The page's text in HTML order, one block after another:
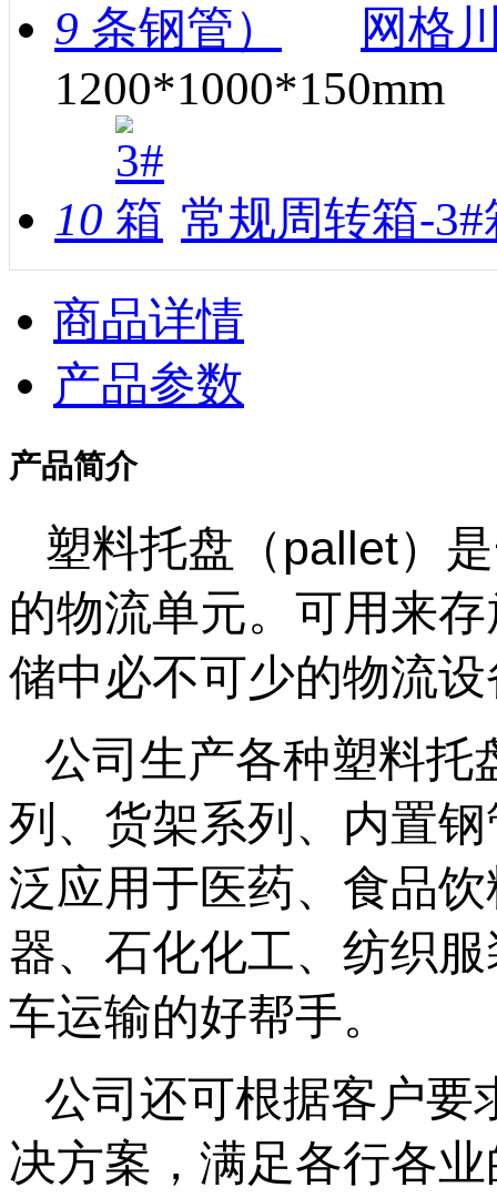
9
网格
1200*1000*150mm
10
常规周转箱-
商品详情
产品参数
产品简介
塑料托盘（pallet）
的物流单元。可用来
储中必不可少的物流
公司生产各种塑料托
列、货架系列、内置
泛应用于医药、食品
器、石化化工、纺织
车运输的好帮手。
公司还可根据客户要
决方案，满足各行各